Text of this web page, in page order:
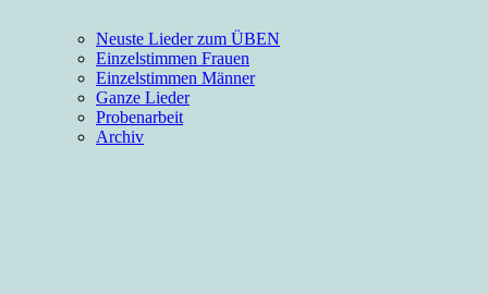
Neuste Lieder zum ÜBEN
Einzelstimmen Frauen
Einzelstimmen Männer
Ganze Lieder
Probenarbeit
Archiv